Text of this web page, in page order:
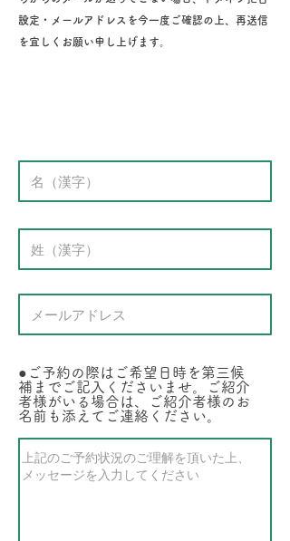
設定・メールアドレスを今一度ご確認の上、再送信
を宜しくお願い申し上げます。
●ご予約の際はご希望日時を第三候
補までご記入くださいませ。ご紹介
者様がいる場合は、ご紹介者様のお
名前も添えてご連絡ください。